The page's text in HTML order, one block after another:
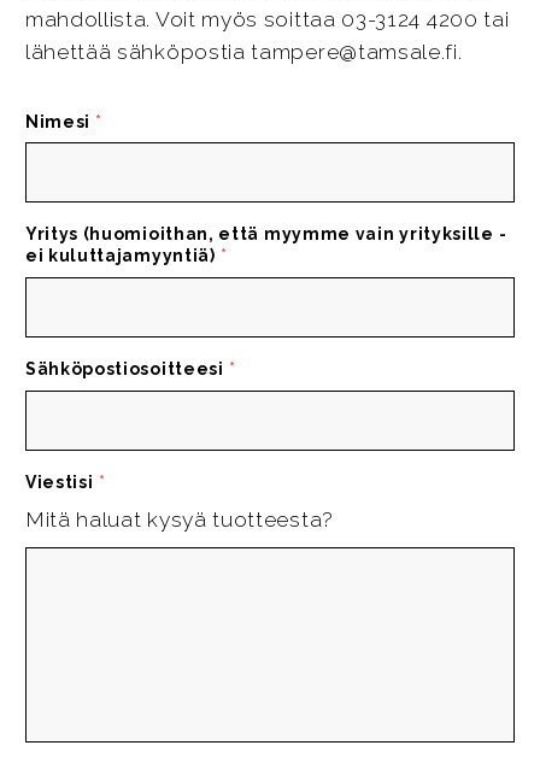
mahdollista. Voit myös soittaa 03-3124 4200 tai
lähettää sähköpostia tampere@tamsale.fi.
Nimesi *
Yritys (huomioithan, että myymme vain yrityksille -
ei kuluttajamyyntiä) *
Sähköpostiosoitteesi *
Viestisi *
Mitä haluat kysyä tuotteesta?